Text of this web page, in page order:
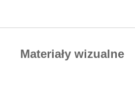
Materiały wizualne